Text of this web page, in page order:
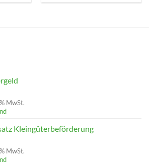
MwSt.
Kleingüterbeförderung
MwSt.